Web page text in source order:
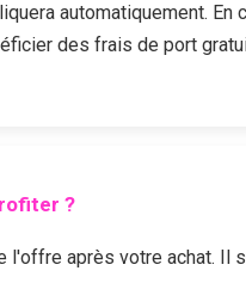
automatiquement. En
des frais de port
?
l'offre après votre achat. Il